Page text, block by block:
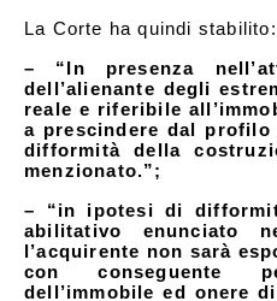
La Corte ha quindi stabilito:
– “In presenza
dell’alienante degli
reale e riferibile
a prescindere dal
difformità della
menzionato.”;
– “in ipotesi di
abilitativo enunciato
l’acquirente non sarà
con conseguente
dell’immobile ed onere